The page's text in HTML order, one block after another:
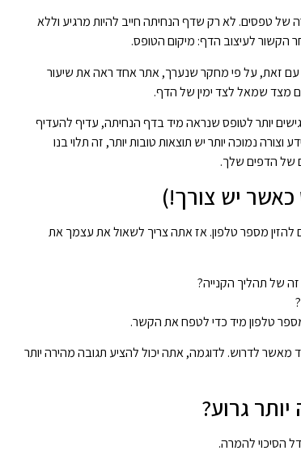
טפסים. לא רק שדף הנחיתה חייב להיות מרגיע וללא
לעיצוב הדף: מיקום הטופס.
עם זאת, על פי מחקר שנערך, אתר אחד ראה את שיעור
יותר לטופס שנראה מיד בדף הנחיתה, עדיף להעדיף
נמוכה יותר יש תוצאות טובות יותר, זה תלוי בנו
של הדפים שלך.
להזין מספר טלפון. אז אתה צריך לשאול את עצמך את
של תהליך הקנייה?
טלפון מיד כדי לטפח את הקשר.
לדרוש. לדוגמה, אתה יכול להציע תגובה מהירה יותר
הסיכוי להמרה.